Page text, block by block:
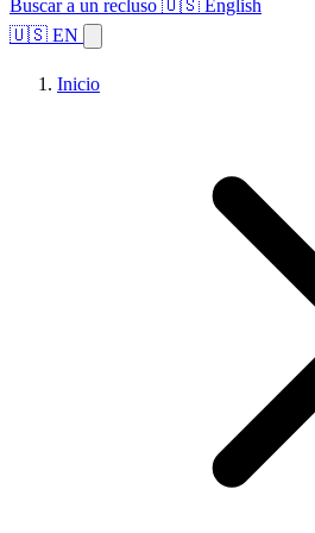
Buscar a un recluso 🇺🇸 English
🇺🇸 EN
Inicio